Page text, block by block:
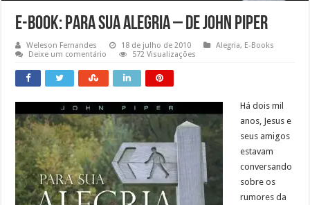
E-Book: Para sua Alegria – de John Piper
Weleson Fernandes 18 de julho de 2010 Alegria, E-Books
Deixe um comentário
572 Visualizações
Há dois mil
anos, Jesus e
seus amigos
estavam
conversando
sobre os
rumores da